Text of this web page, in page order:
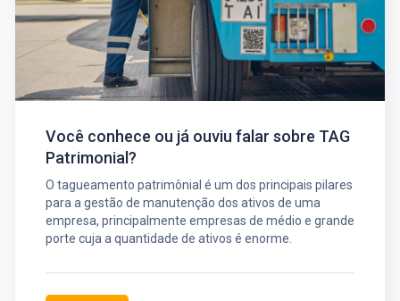
Você conhece ou já ouviu falar sobre TAG
Patrimonial?
O tagueamento patrimônial é um dos principais pilares
para a gestão de manutenção dos ativos de uma
empresa, principalmente empresas de médio e grande
porte cuja a quantidade de ativos é enorme.